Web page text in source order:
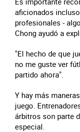
aficionados
profesionales -
Chong ayudó a
"El hecho de que
no me guste ver
partido ahora".
Y hay más
juego.
árbitros son parte
especial.